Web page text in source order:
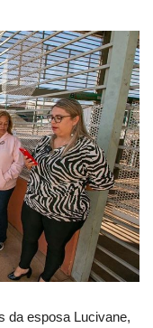
da esposa Lucivane,